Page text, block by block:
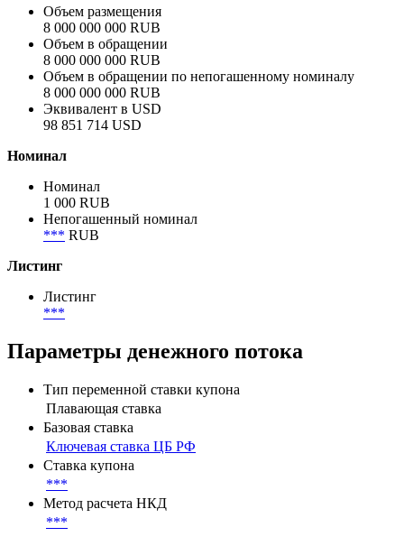
Объем размещения
8 000 000 000 RUB
Объем в обращении
8 000 000 000 RUB
Объем в обращении по непогашенному номиналу
8 000 000 000 RUB
Эквивалент в USD
98 851 714 USD
Номинал
Номинал
1 000 RUB
Непогашенный номинал
*** RUB
Листинг
Листинг
***
Параметры денежного потока
Тип переменной ставки купона
Плавающая ставка
Базовая ставка
Ключевая ставка ЦБ РФ
Ставка купона
***
Метод расчета НКД
***